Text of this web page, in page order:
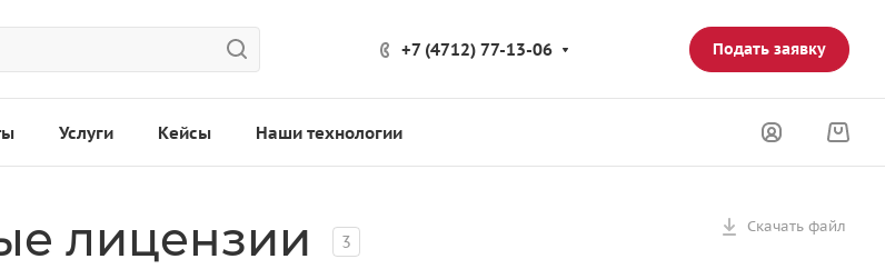
+7 (4712) 77-13-06 Подать заявку
Услуги Кейсы Наши технологии
Скачать файл
лицензии 3